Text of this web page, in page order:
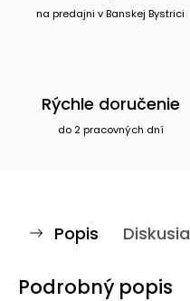
na predajni v Banskej Bystrici
Rýchle doručenie
do 2 pracovných dní
Popis Diskusia
Podrobný popis